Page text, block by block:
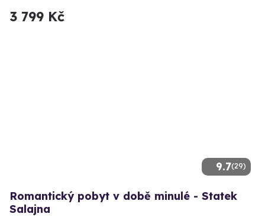
3 799 Kč
9.7(29)
Romantický pobyt v době minulé - Statek
Salajna